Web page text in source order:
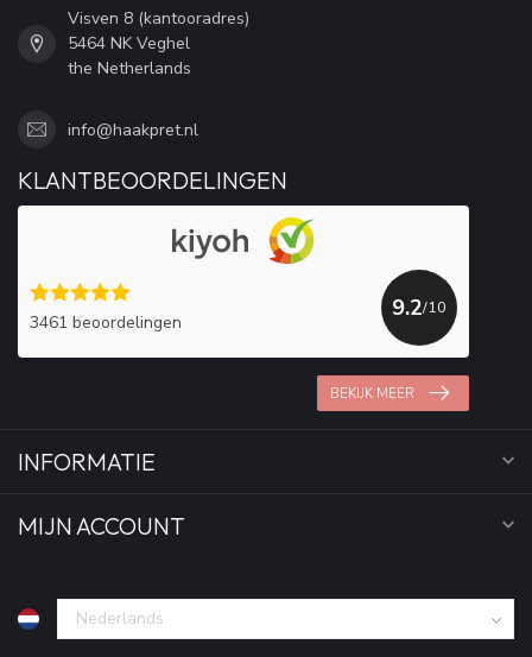
Visven 8 (kantooradres)
5464 NK Veghel
the Netherlands
info@haakpret.nl
KLANTBEOORDELINGEN
3461 beoordelingen
9.2/10
BEKIJK MEER
INFORMATIE
MIJN ACCOUNT